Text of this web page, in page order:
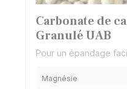
Carbonate de
Granulé UAB
Pour un épandage
Magnésie